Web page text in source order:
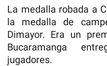
La medalla robada a
la medalla de
Dimayor. Era un
Bucaramanga
jugadores.